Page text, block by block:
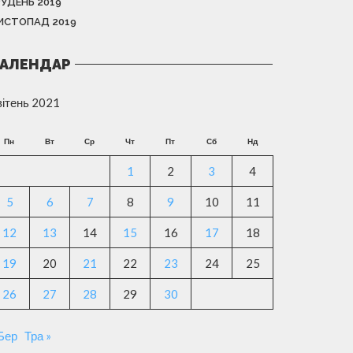
2019
2021
Пн Вт Ср Чт Пт Сб Нд
1 2 3 4
5 6 7 8 9 10 11
12 13 14 15 16 17 18
19 20 21 22 23 24 25
26 27 28 29 30
Тра »